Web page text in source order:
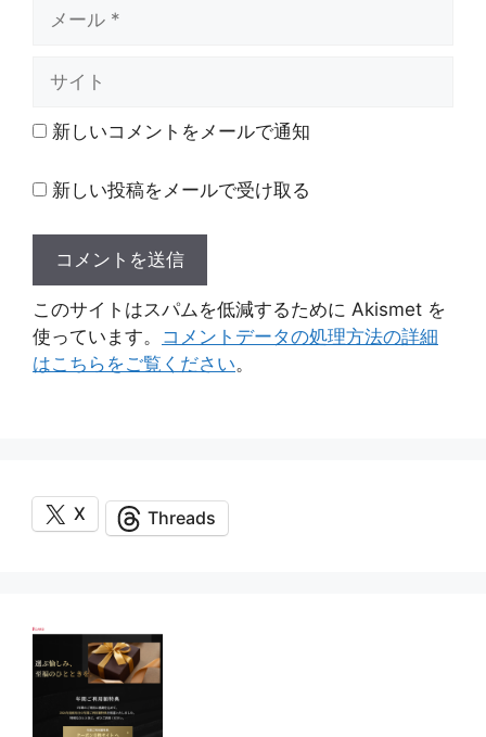
ト 新しいコメントをメールで通知
新しい投稿をメールで受け取る
このサイトはスパムを低減するために Akismet を
使っています。 コメントデータの処理方法の詳細
はこちらをご覧ください。
X Threads